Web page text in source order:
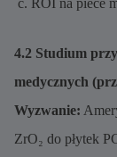
c. ROI na piece
4.2 Studium
medycznych
Wyzwanie:
ZrO₂ do płytek